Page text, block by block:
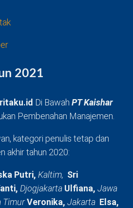
2021
Di Bawah PT Kaishar
Pembenahan Manajemen.
kategori penulis tetap dan
akhir tahun 2020:
Putri, Kaltim, Sri
Djogjakarta Ulfiana, Jawa
TimurVeronika, Jakarta Elsa,